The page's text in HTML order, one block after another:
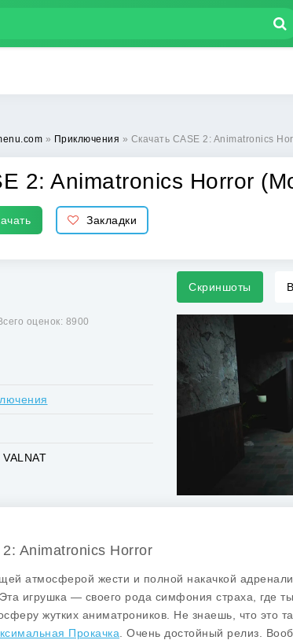
» Приключения » Скачать CASE 2: Animatronics Horror
2: Animatronics Horror
Закладки
оценок: 8900
Скриншоты
Animatronics Horror
атмосферой жести и полной накачкой
игрушка — своего рода симфония страха, где
жутких аниматроников. Не знаешь, что это
Прокачка . Очень достойный релиз.